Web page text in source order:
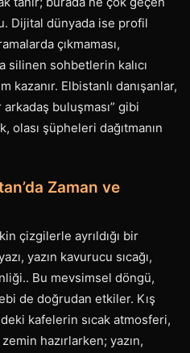
Dijital dünyada ise profil
çıkmaması,
silinen sohbetlerin kalıcı
kazanır. Elbistanlı danışanlar,
arkadaş buluşması” gibi
şüpheleri dağıtmanın
Zaman ve
çizgilerle ayrıldığı bir
yazın kavurucu sıcağı,
Bu mevsimsel döngü,
de doğrudan etkiler. Kış
kafelerin sıcak atmosferi,
hazırlarken; yazın,